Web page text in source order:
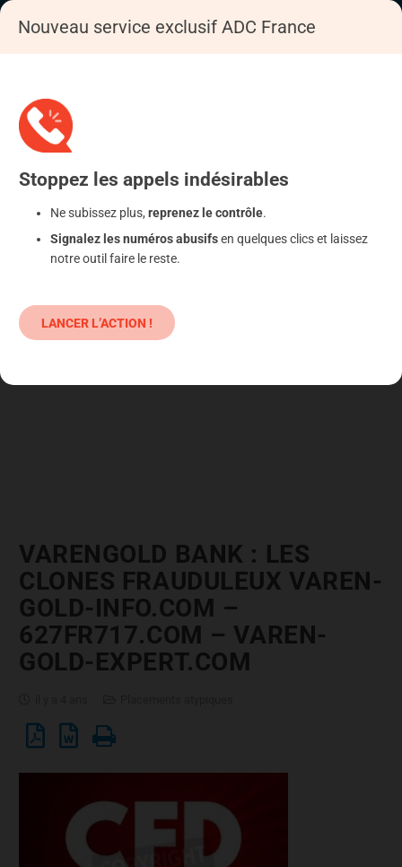
VARENGOLD BANK : LES
CLONES FRAUDULEUX VAREN-
GOLD-INFO.COM –
627FR717.COM – VAREN-
GOLD-EXPERT.COM
Nouveau service exclusif ADC France
Stoppez les appels indésirables
Ne subissez plus, reprenez le contrôle.
Signalez les numéros abusifsen quelques clics et laissez
notre outil faire le reste.
LANCER L’ACTION !